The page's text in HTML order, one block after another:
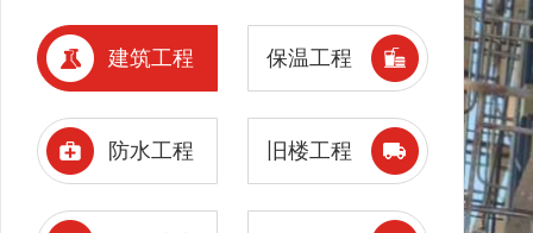
建筑工程 保温工程
防水工程 旧楼工程